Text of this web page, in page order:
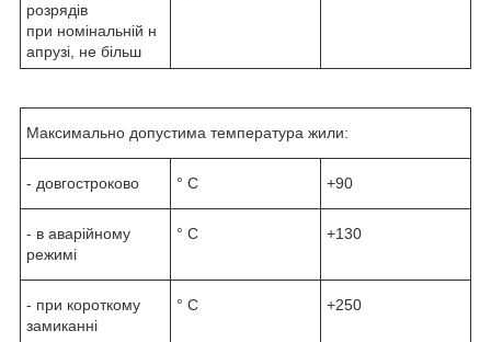
розрядів
при номінальній н
апрузі, не більш
Максимально допустима температура жили:
- довгостроково ° С +90
- в аварійному
режимі
° С +130
- при короткому
замиканні
° С +250